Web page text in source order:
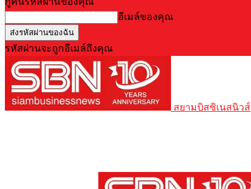
อีเมล์ของคุณ
รหัสผ่านจะถูกอีเมล์ถึงคุณ
สยามบิสซิเนสนิวส์